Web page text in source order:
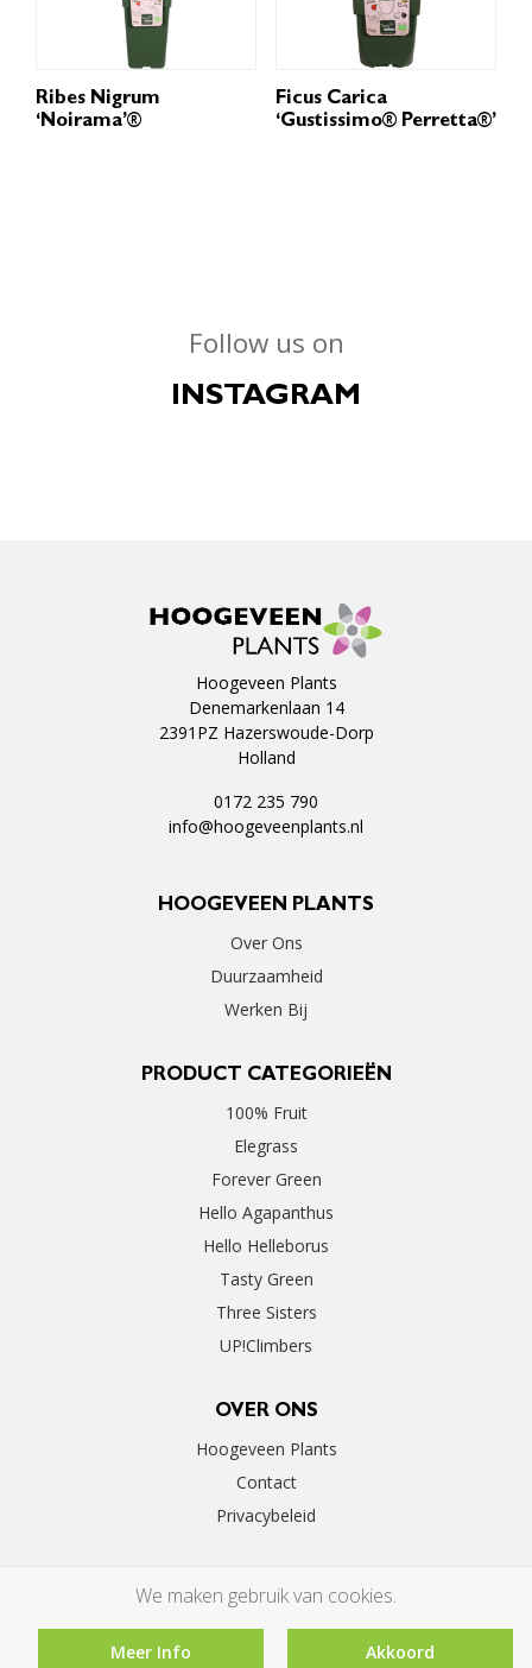
Ribes Nigrum
‘Noirama’®
Ficus Carica
‘Gustissimo® Perretta®’
Follow us on
INSTAGRAM
Hoogeveen Plants
Denemarkenlaan 14
2391PZ Hazerswoude-Dorp
Holland
0172 235 790
info@hoogeveenplants.nl
HOOGEVEEN PLANTS
Over Ons
Duurzaamheid
Werken Bij
PRODUCT CATEGORIEËN
100% Fruit
Elegrass
Forever Green
Hello Agapanthus
Hello Helleborus
Tasty Green
Three Sisters
UP!Climbers
OVER ONS
Hoogeveen Plants
Contact
Privacybeleid
We maken gebruik van cookies.
Meer Info Akkoord